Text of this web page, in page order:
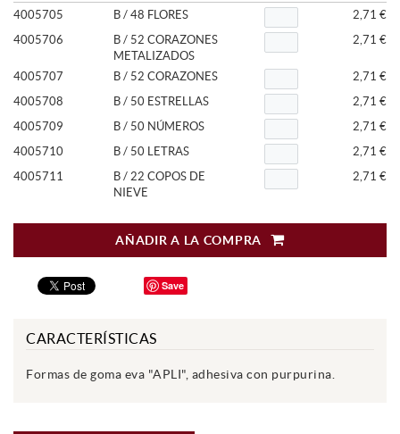
4005705 B / 48 FLORES
2,71 €
4005706
B / 52 CORAZONES
METALIZADOS
2,71 €
4005707 B / 52 CORAZONES
2,71 €
4005708
B / 50 ESTRELLAS
2,71 €
4005709
B / 50 NÚMEROS
2,71 €
4005710
B / 50 LETRAS
2,71 €
4005711
B / 22 COPOS DE
NIEVE
2,71 €
AÑADIR A LA COMPRA
Save
CARACTERÍSTICAS
Formas de goma eva "APLI", adhesiva con purpurina.